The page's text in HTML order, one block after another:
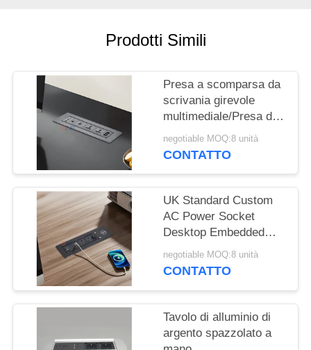
DEL
SITO
PRIVACY
POLICY
Prodotti Simili
Presa a scomparsa da
scrivania girevole
multimediale/Presa di
corrente a scomparsa
da tavolo/Presa da
negotiable MOQ:8 unità
CONTATTO
UK Standard Custom
AC Power Socket
Desktop Embedded
Electric Flip Socket
con 2 prese di corrente
negotiable MOQ:8 unità
CONTATTO
Tavolo di alluminio di
argento spazzolato a